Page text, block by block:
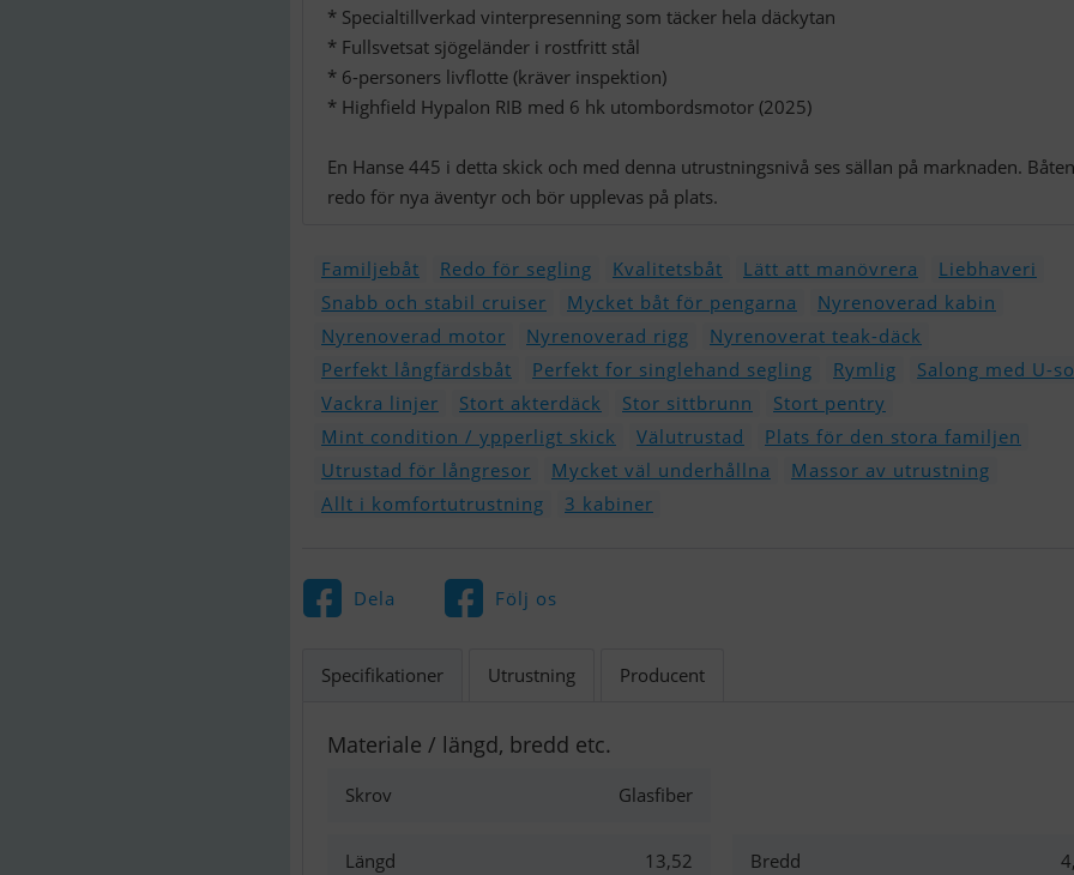
* Specialtillverkad vinterpresenning som täcker hela däckytan
* Fullsvetsat sjögeländer i rostfritt stål
* 6-personers livflotte (kräver inspektion)
* Highfield Hypalon RIB med 6 hk utombordsmotor (2025)
En Hanse 445 i detta skick och med denna utrustningsnivå ses sällan på marknaden.
redo för nya äventyr och bör upplevas på plats.
Familjebåt Redo för segling Kvalitetsbåt Lätt att manövrera
Liebhaveri
Snabb och stabil cruiser
Mycket båt för pengarna
Nyrenoverad kabin
Nyrenoverad motor
Nyrenoverad rigg
Nyrenoverat teak-däck
Perfekt långfärdsbåt
Perfekt for singlehand segling Rymlig
Salong med U-
Vackra linjer
Stort akterdäck Stor sittbrunn
Stort pentry
Mint condition / ypperligt skick
Välutrustad
Plats för den stora familjen
Utrustad för långresor
Mycket väl underhållna
Massor av utrustning
Allt i komfortutrustning
3 kabiner
Dela Följ os
Specifikationer Utrustning Producent
Materiale / längd, bredd etc.
Skrov Glasfiber
Längd 13,52 Bredd